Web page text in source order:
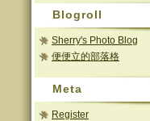
Blogroll
Sherry's Photo Blog
便便立的部落格
Meta
Register